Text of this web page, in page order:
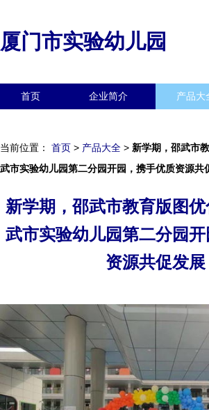
厦门市实验幼儿园
首页 企业简介 产品大
当前位置： 首页 > 产品大全 > 新学期，邵武市
武市实验幼儿园第二分园开园，携手优质资源共
新学期，邵武市教育版图
武市实验幼儿园第二分园
资源共促发展